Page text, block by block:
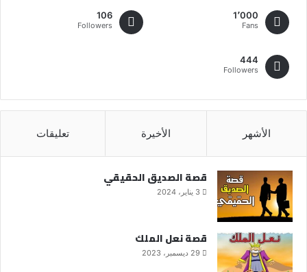
1٬000
Fans
106
Followers
444
Followers
الأشهر الأخيرة تعليقات
قصة الصديق الحقيقي
3 يناير، 2024
قصة نعل الملك
29 ديسمبر، 2023